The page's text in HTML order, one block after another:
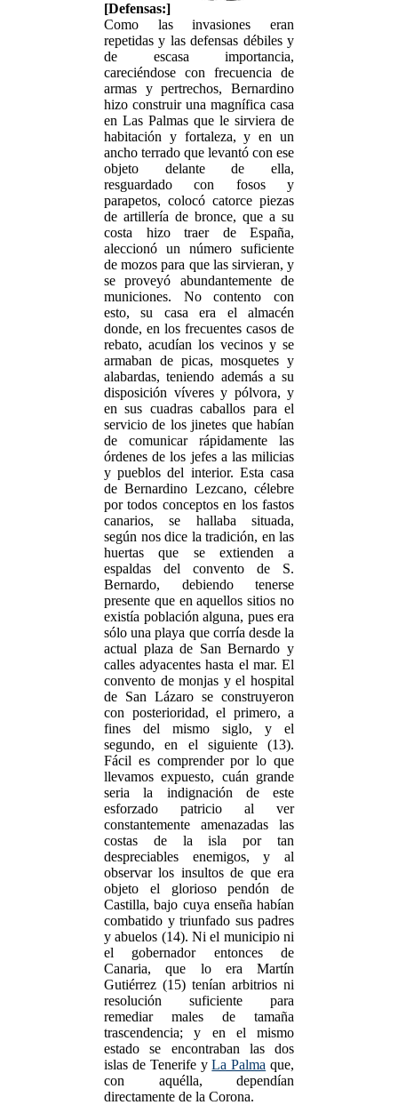
[Defensas:]
Como las invasiones eran
repetidas y las defensas débiles y
de escasa importancia,
careciéndose con frecuencia de
armas y pertrechos, Bernardino
hizo construir una magnífica casa
en Las Palmas que le sirviera de
habitación y fortaleza, y en un
ancho terrado que levantó con ese
objeto delante de ella,
resguardado con fosos y
parapetos, colocó catorce piezas
de artillería de bronce, que a su
costa hizo traer de España,
aleccionó un número suficiente
de mozos para que las sirvieran, y
se proveyó abundantemente de
municiones. No contento con
esto, su casa era el almacén
donde, en los frecuentes casos de
rebato, acudían los vecinos y se
armaban de picas, mosquetes y
alabardas, teniendo además a su
disposición víveres y pólvora, y
en sus cuadras caballos para el
servicio de los jinetes que habían
de comunicar rápidamente las
órdenes de los jefes a las milicias
y pueblos del interior. Esta casa
de Bernardino Lezcano, célebre
por todos conceptos en los fastos
canarios, se hallaba situada,
según nos dice la tradición, en las
huertas que se extienden a
espaldas del convento de S.
Bernardo, debiendo tenerse
presente que en aquellos sitios no
existía población alguna, pues era
sólo una playa que corría desde la
actual plaza de San Bernardo y
calles adyacentes hasta el mar. El
convento de monjas y el hospital
de San Lázaro se construyeron
con posterioridad, el primero, a
fines del mismo siglo, y el
segundo, en el siguiente (13).
Fácil es comprender por lo que
llevamos expuesto, cuán grande
seria la indignación de este
esforzado patricio al ver
constantemente amenazadas las
costas de la isla por tan
despreciables enemigos, y al
observar los insultos de que era
objeto el glorioso pendón de
Castilla, bajo cuya enseña habían
combatido y triunfado sus padres
y abuelos (14). Ni el municipio ni
el gobernador entonces de
Canaria, que lo era Martín
Gutiérrez (15) tenían arbitrios ni
resolución suficiente para
remediar males de tamaña
trascendencia; y en el mismo
estado se encontraban las dos
islas de Tenerife yLa Palma que,
con aquélla, dependían
directamente de la Corona.